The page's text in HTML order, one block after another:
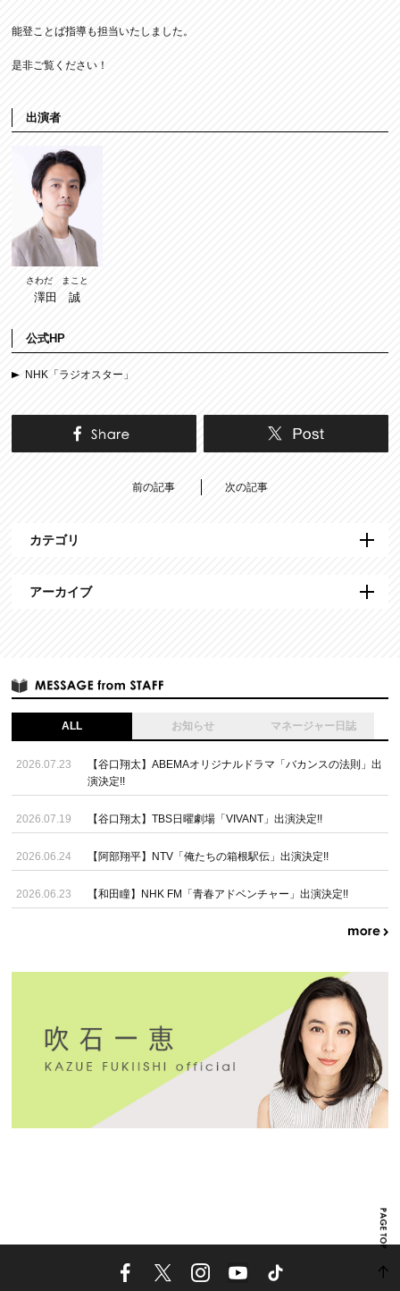
能登ことば指導も担当いたしました。
是非ご覧ください！
出演者
さわだ まこと
澤田 誠
公式HP
NHK「ラジオスター」
前の記事 次の記事
カテゴリ
アーカイブ
ALL お知らせ マネージャー日誌
2026.07.23
【谷口翔太】ABEMAオリジナルドラマ「バカンスの法則」出
演決定!!
2026.07.19 【谷口翔太】TBS日曜劇場「VIVANT」出演決定!!
2026.06.24 【阿部翔平】NTV「俺たちの箱根駅伝」出演決定!!
2026.06.23 【和田瞳】NHK FM「青春アドベンチャー」出演決定!!